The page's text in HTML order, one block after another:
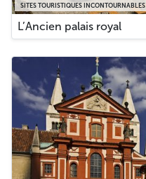
SITES TOURISTIQUES INCONTOURNABLES
L’Ancien palais royal